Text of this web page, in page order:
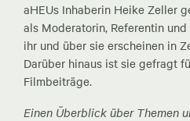
aHEUs Inhaberin Heike Zeller
als Moderatorin, Referentin
ihr und über sie erscheinen in
Darüber hinaus ist sie gefragt
Filmbeiträge.
Einen Überblick über Themen